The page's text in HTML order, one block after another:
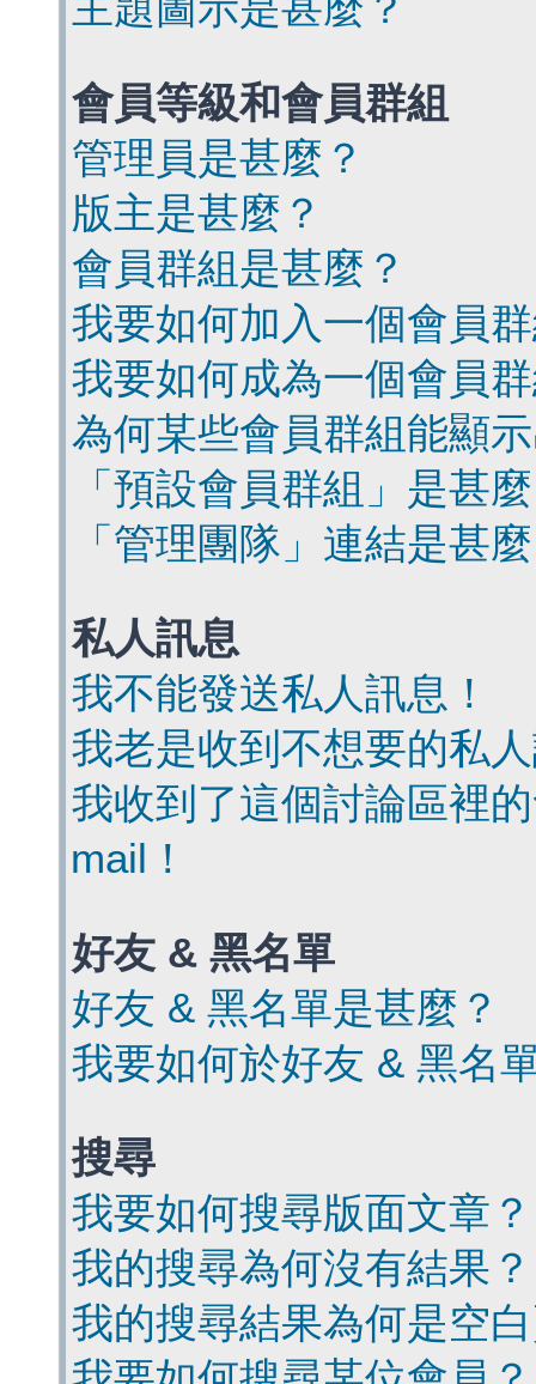
會員等級和會員群組
管理員是甚麼？
版主是甚麼？
會員群組是甚麼？
我要如何加入一個會員
我要如何成為一個會員
為何某些會員群組能顯
「預設會員群組」是甚
「管理團隊」連結是甚
私人訊息
我不能發送私人訊息！
我老是收到不想要的私
我收到了這個討論區裡
mail！
好友 & 黑名單
好友 & 黑名單是甚麼？
我要如何於好友 & 黑名
搜尋
我要如何搜尋版面文章？
我的搜尋為何沒有結果？
我的搜尋結果為何是空